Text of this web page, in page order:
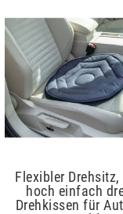
Flexibler
hoch einfach
Drehkissen für